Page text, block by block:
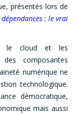
présentés lors de
: le vrai
le cloud et les
des composantes
numérique ne
technologique.
démocratique,
mais aussi